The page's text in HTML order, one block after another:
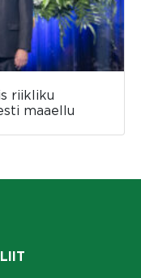
riikliku
maaellu